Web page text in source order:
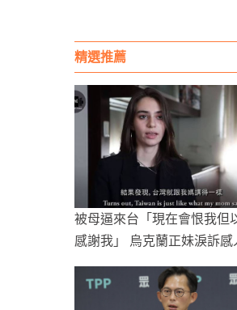
精選推薦
被母逼來台「現在會恨我但
感謝我」 烏克蘭正妹淚訴感